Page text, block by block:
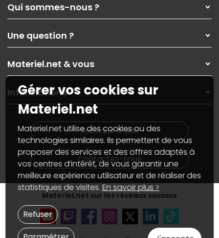
Qui sommes-nous ?
Nos services
Les magasins Materiel.net
Nos solutions pour les pros
Contactez-nous
Une question ?
Paiement, livraison
Garanties,Pack Zen
SAV, demander un retour
Informations
Guides d'achats et tutoriels
Materiel.net & vous
On répare votre PC portable
On rachète votre carte graphique
PC sur mesure : Votre RDV personnalisé
Notre démarche écologique
Materiel.net recrute
Notre programme d'affiliation
Partenariat & Sponsoring
Informations
Plan du site
Nos marques
Conditions générales de vente
Marketplace
Informations légales
Données personnellesetcookies
Gérer vos cookies
Accessibilité : non conforme
Rubrique d'aide
Contactez-nous
Materiel.net sur les réseaux sociaux
Gérer vos cookies sur
Materiel.net
Materiel.net utilise des cookies ou des
technologies similaires. Ils permettent de vous
proposer des services et des offres adaptés à
vos centres d’intérêt, de vous garantir une
meilleure expérience utilisateur et de réaliser des
statistiques de visites.En savoir plus >
Refuser